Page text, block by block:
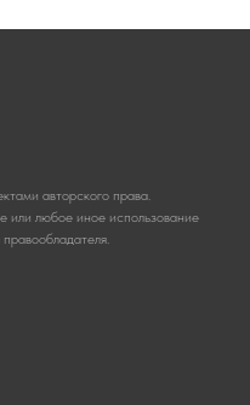
авторского права.
или любое иное использование